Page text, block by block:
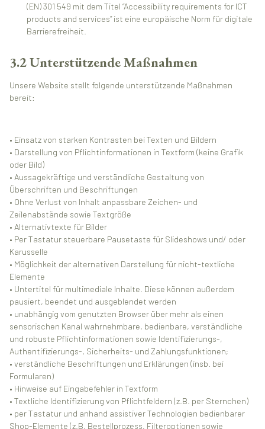
(EN) 301 549 mit dem Titel “Accessibility requirements for ICT
products and services” ist eine europäische Norm für digitale
Barrierefreiheit.
3.2 Unterstützende Maßnahmen
Unsere Website stellt folgende unterstützende Maßnahmen
bereit:
• Einsatz von starken Kontrasten bei Texten und Bildern
• Darstellung von Pflichtinformationen in Textform (keine Grafik
oder Bild)
• Aussagekräftige und verständliche Gestaltung von
Überschriften und Beschriftungen
• Ohne Verlust von Inhalt anpassbare Zeichen- und
Zeilenabstände sowie Textgröße
• Alternativtexte für Bilder
• Per Tastatur steuerbare Pausetaste für Slideshows und/ oder
Karusselle
• Möglichkeit der alternativen Darstellung für nicht-textliche
Elemente
• Untertitel für multimediale Inhalte. Diese können außerdem
pausiert, beendet und ausgeblendet werden
• unabhängig vom genutzten Browser über mehr als einen
sensorischen Kanal wahrnehmbare, bedienbare, verständliche
und robuste Pflichtinformationen sowie Identifizierungs-,
Authentifizierungs-, Sicherheits- und Zahlungsfunktionen;
• verständliche Beschriftungen und Erklärungen (insb. bei
Formularen)
• Hinweise auf Eingabefehler in Textform
• Textliche Identifizierung von Pflichtfeldern (z.B. per Sternchen)
• per Tastatur und anhand assistiver Technologien bedienbarer
Shop-Elemente (z.B. Bestellprozess, Filteroptionen sowie